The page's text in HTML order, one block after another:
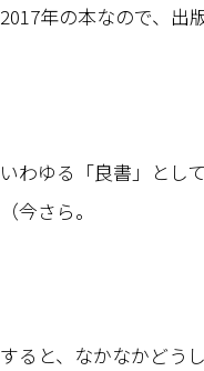
2017年の本なので、出
いわゆる「良書」とし
（今さら。
すると、なかなかどうし